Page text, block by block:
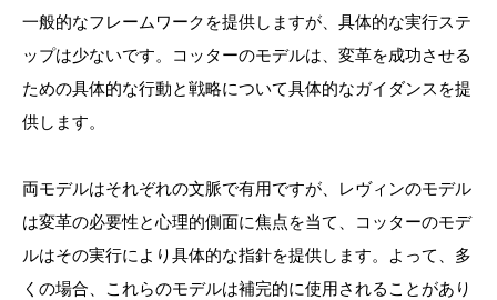
一般的なフレームワークを提供しますが、具体的な実行ステ
ップは少ないです。コッターのモデルは、変革を成功させる
ための具体的な行動と戦略について具体的なガイダンスを提
供します。
両モデルはそれぞれの文脈で有用ですが、レヴィンのモデル
は変革の必要性と心理的側面に焦点を当て、コッターのモデ
ルはその実行により具体的な指針を提供します。よって、多
くの場合、これらのモデルは補完的に使用されることがあり